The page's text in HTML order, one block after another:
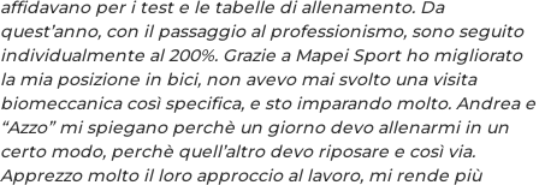
affidavano per i test e le tabelle di allenamento. Da
quest’anno, con il passaggio al professionismo, sono seguito
individualmente al 200%. Grazie a Mapei Sport ho migliorato
la mia posizione in bici, non avevo mai svolto una visita
biomeccanica così specifica, e sto imparando molto. Andrea e
“Azzo” mi spiegano perchè un giorno devo allenarmi in un
certo modo, perchè quell’altro devo riposare e così via.
Apprezzo molto il loro approccio al lavoro, mi rende più